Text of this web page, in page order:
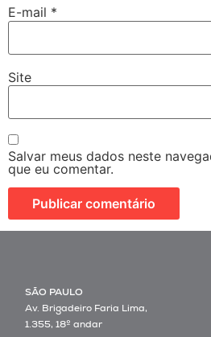
E-mail *
Site
Salvar meus dados neste
que eu comentar.
SÃO PAULO
Av. Brigadeiro Faria Lima,
1.355, 18º andar